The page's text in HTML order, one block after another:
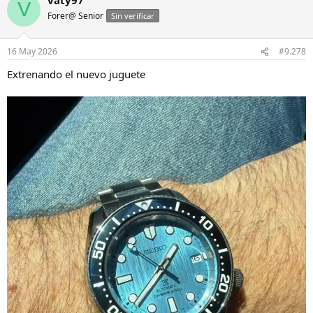
V Forer@ Senior Sin verificar
16 May 2026 #9.278
Extrenando el nuevo juguete